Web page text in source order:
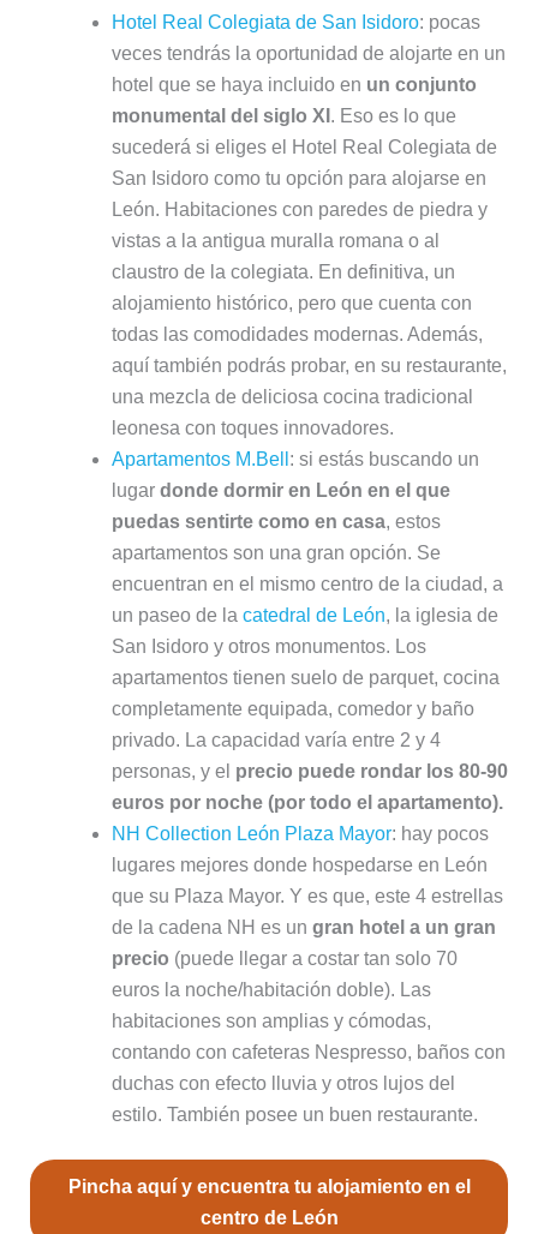
Hotel Real Colegiata de San Isidoro: pocas
veces tendrás la oportunidad de alojarte en un
hotel que se haya incluido en un conjunto
monumental del siglo XI . Eso es lo que
sucederá si eliges el Hotel Real Colegiata de
San Isidoro como tu opción para alojarse en
León. Habitaciones con paredes de piedra y
vistas a la antigua muralla romana o al
claustro de la colegiata. En definitiva, un
alojamiento histórico, pero que cuenta con
todas las comodidades modernas. Además,
aquí también podrás probar, en su restaurante,
una mezcla de deliciosa cocina tradicional
leonesa con toques innovadores.
Apartamentos M.Bell : si estás buscando un
lugar donde dormir en León en el que
puedas sentirte como en casa, estos
apartamentos son una gran opción. Se
encuentran en el mismo centro de la ciudad, a
un paseo de la catedral de León, la iglesia de
San Isidoro y otros monumentos. Los
apartamentos tienen suelo de parquet, cocina
completamente equipada, comedor y baño
privado. La capacidad varía entre 2 y 4
personas, y el precio puede rondar los 80-90
euros por noche (por todo el apartamento).
NH Collection León Plaza Mayor: hay pocos
lugares mejores donde hospedarse en León
que su Plaza Mayor. Y es que, este 4 estrellas
de la cadena NH es un gran hotel a un gran
precio (puede llegar a costar tan solo 70
euros la noche/habitación doble). Las
habitaciones son amplias y cómodas,
contando con cafeteras Nespresso, baños con
duchas con efecto lluvia y otros lujos del
estilo. También posee un buen restaurante.
Pincha aquí y encuentra tu alojamiento en el
centro de León